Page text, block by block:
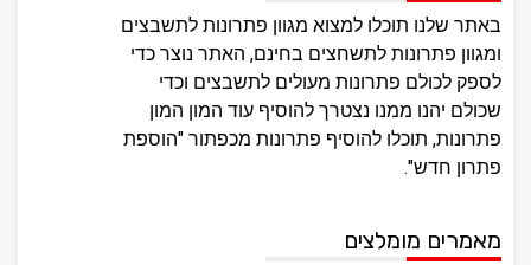
באתר שלנו תוכלו למצוא מגוון פתרונות לתשבצים
ומגוון פתרונות לתשחצים בחינם, האתר נוצר כדי
לספק לכולם פתרונות מעולים לתשבצים וכדי
שכולם יהנו ממנו נצטרך להוסיף עוד המון המון
פתרונות, תוכלו להוסיף פתרונות מכפתור "הוספת
פתרון חדש".
מאמרים מומלצים